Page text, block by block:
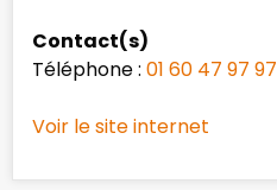
Contact(s)
Téléphone : 01 60 47 97 97
Voir le site internet